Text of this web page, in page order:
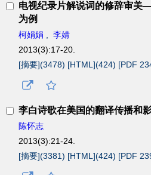
电视纪录片解说词的修辞审
为例
柯娟娟 , 李婧
2013(3):17-20.
[摘要](3478) [HTML](424) [PDF
李白诗歌在美国的翻译传播和
陈怀志
2013(3):21-24.
[摘要](3381) [HTML](424) [PDF